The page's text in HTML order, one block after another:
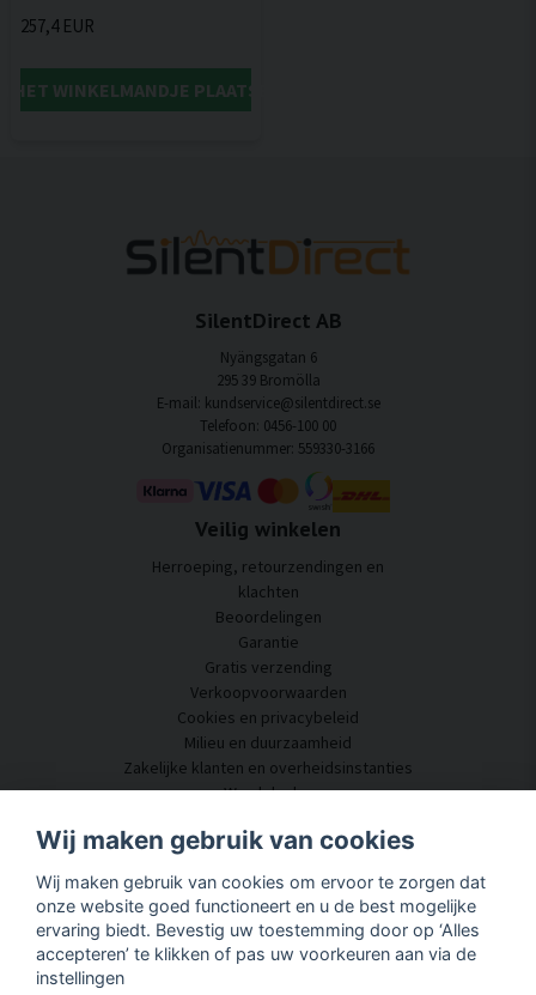
257,4 EUR
HET WINKELMANDJE PLAATSEN
SilentDirect AB
Nyängsgatan 6
295 39 Bromölla
E-mail: kundservice@silentdirect.se
Telefoon: 0456-100 00
Organisatienummer: 559330-3166
Veilig winkelen
Herroeping, retourzendingen en
klachten
Beoordelingen
Garantie
Gratis verzending
Verkoopvoorwaarden
Cookies en privacybeleid
Milieu en duurzaamheid
Zakelijke klanten en overheidsinstanties
Word dealer
Klantenservice
Neem contact met ons op
Akoestisch advies
Montage en installatie
Vragen en antwoorden
Wij maken gebruik van cookies
Wij maken gebruik van cookies om ervoor te zorgen dat
onze website goed functioneert en u de best mogelijke
ervaring biedt. Bevestig uw toestemming door op ‘Alles
accepteren’ te klikken of pas uw voorkeuren aan via de
instellingen